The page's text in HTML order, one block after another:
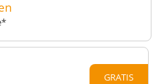
GRATIS